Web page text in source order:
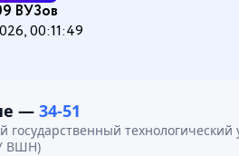
ВУЗов
00:11:49
университет "Высшая
— 34-51
государственный
ВШН)